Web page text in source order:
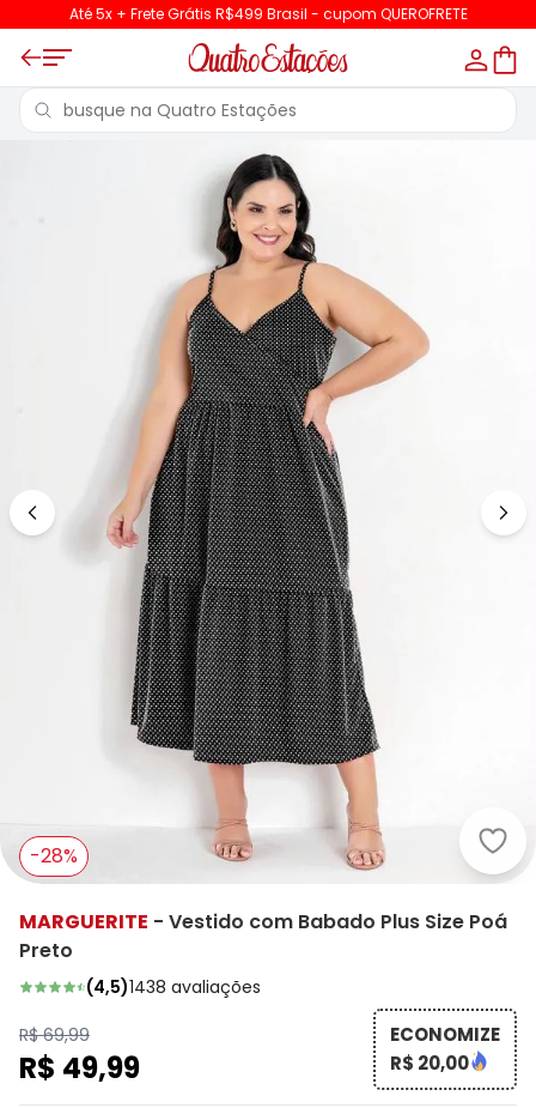
Até 5x + Frete Grátis R$499 Brasil - cupom QUEROFRETE
-28%
MARGUERITE - Vestido com Babado Plus Size Poá
Preto
(4,5)1438 avaliações
R$ 69,99
R$ 49,99
ECONOMIZE
R$ 20,00